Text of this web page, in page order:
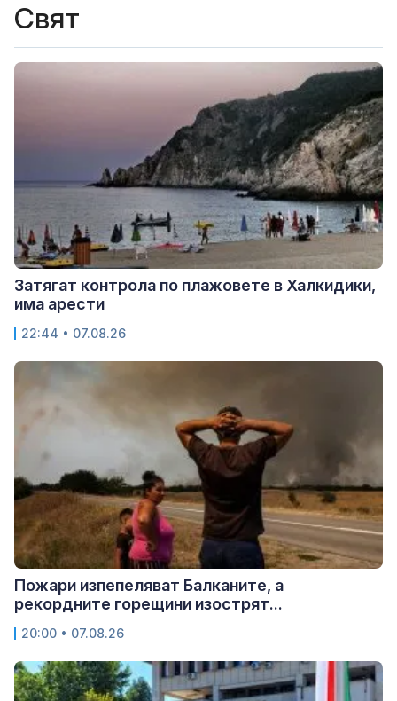
Свят
Затягат контрола по плажовете в Халкидики,
има арести
22:44 • 07.08.26
Пожари изпепеляват Балканите, а
рекордните горещини изострят...
20:00 • 07.08.26